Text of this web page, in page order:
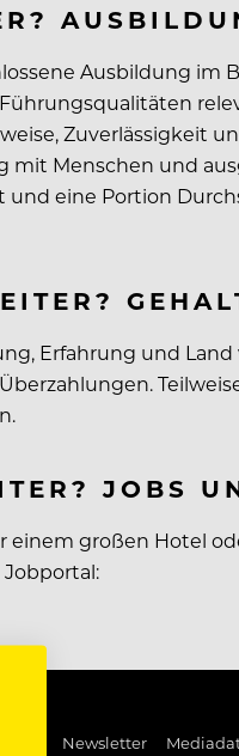
Ausbildung im
Zuverlässigkeit
Menschen und
eine Portion
Erfahrung und
JOBS
großen Hotel
Pin Newsletter